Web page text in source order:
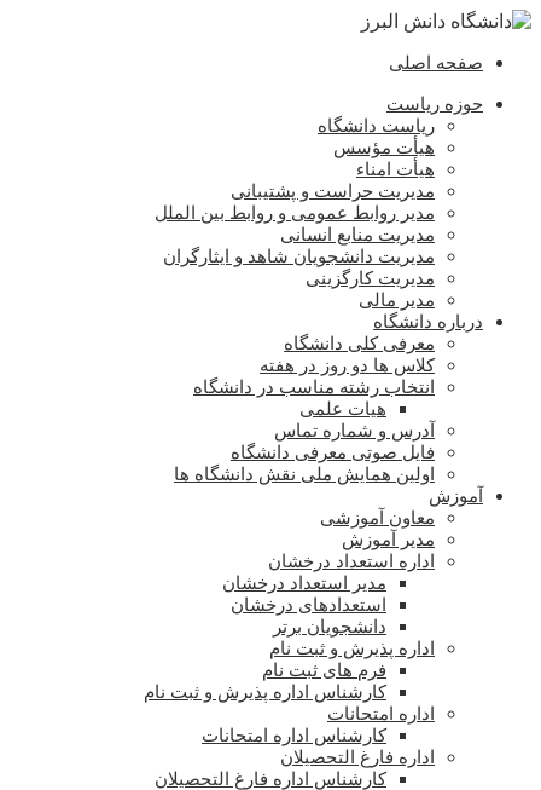
صفحه اصلی
حوزه ریاست
ریاست دانشگاه
هیأت مؤسس
هیأت امناء
مدیریت حراست و پشتیبانی
مدیر روابط عمومی و روابط بین الملل
مدیریت منابع انسانی
مدیریت دانشجویان شاهد و ایثارگران
مدیریت کارگزینی
مدیر مالی
درباره دانشگاه
معرفی کلی دانشگاه
کلاس ها دو روز در هفته
انتخاب رشته مناسب در دانشگاه
هیات علمی
آدرس و شماره تماس
فایل صوتی معرفی دانشگاه
اولین همایش ملی نقش دانشگاه ها
آموزش
معاون آموزشی
مدیر آموزش
اداره استعداد درخشان
مدیر استعداد درخشان
استعدادهای درخشان
دانشجویان برتر
اداره پذیرش و ثبت نام
فرم های ثبت نام
کارشناس اداره پذیرش و ثبت نام
اداره امتحانات
کارشناس اداره امتحانات
اداره فارغ التحصیلان
کارشناس اداره فارغ التحصیلان